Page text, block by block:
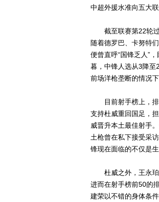
中超外援水准向五大
截至联赛第22轮过
随着德罗巴、卡努特
便曾直呼“国锋乏人”
暮，中锋人选从3降至
前场洋枪垄断的情况下
目前射手榜上，排
支持杜威重回国足，
威晋升本土最佳射手
土枪曾在私下接受采
锋现在面临的不仅是
杜威之外，王永珀
进而在射手榜前50的
建荣以不错的身体条